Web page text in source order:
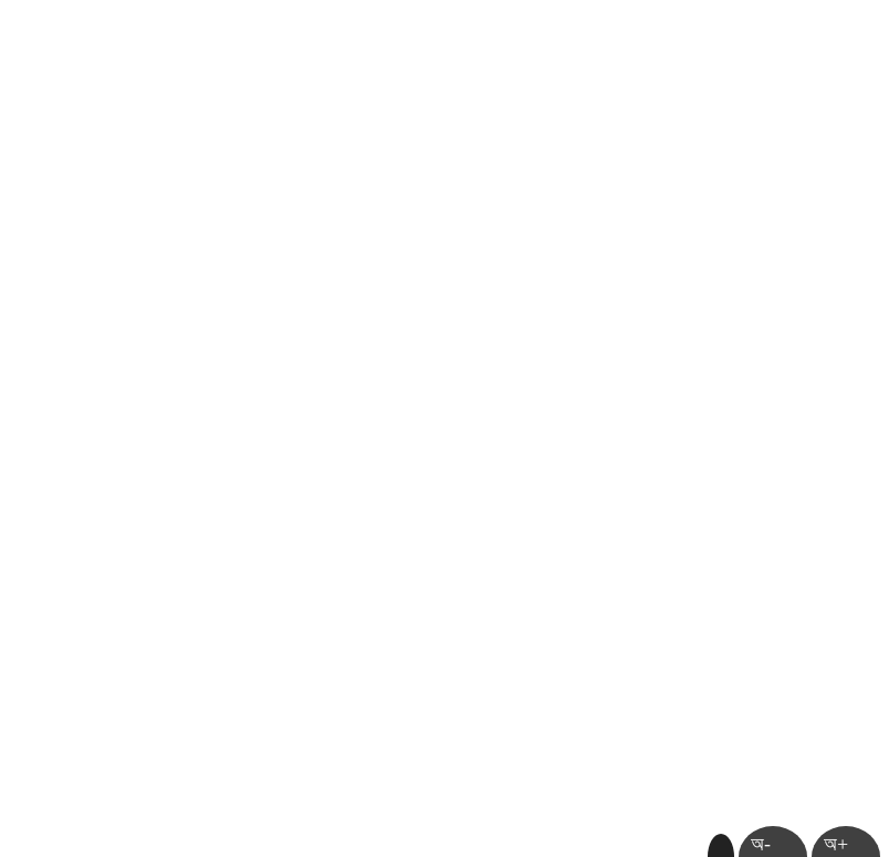
অ- অ+